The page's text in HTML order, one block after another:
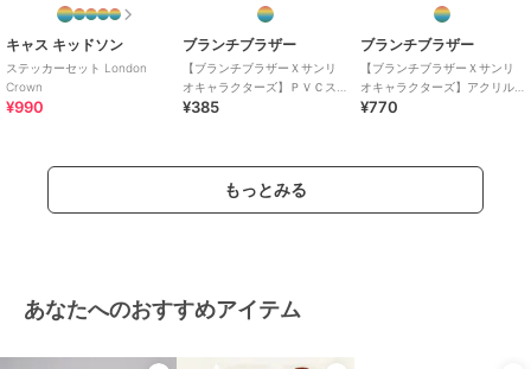
キャス キッドソン
ステッカーセット London
Crown
¥990
ブランチブラザー
【ブランチブラザーＸサンリ
オキャラクターズ】ＰＶＣス
テッカー ダックＸポムポム
¥385
ブランチブラザー
【ブランチブラザーＸサンリ
オキャラクターズ】アクリル
クリップ バニーＸクロミ
¥770
もっとみる
あなたへのおすすめアイテム